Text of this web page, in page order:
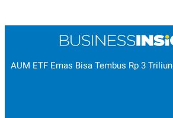
AUM ETF Emas Bisa Tembus Rp 3 Triliun